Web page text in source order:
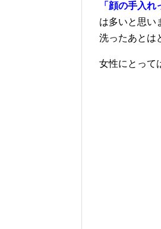
「顔の手入
は多いと思
洗ったあとは
女性にとって